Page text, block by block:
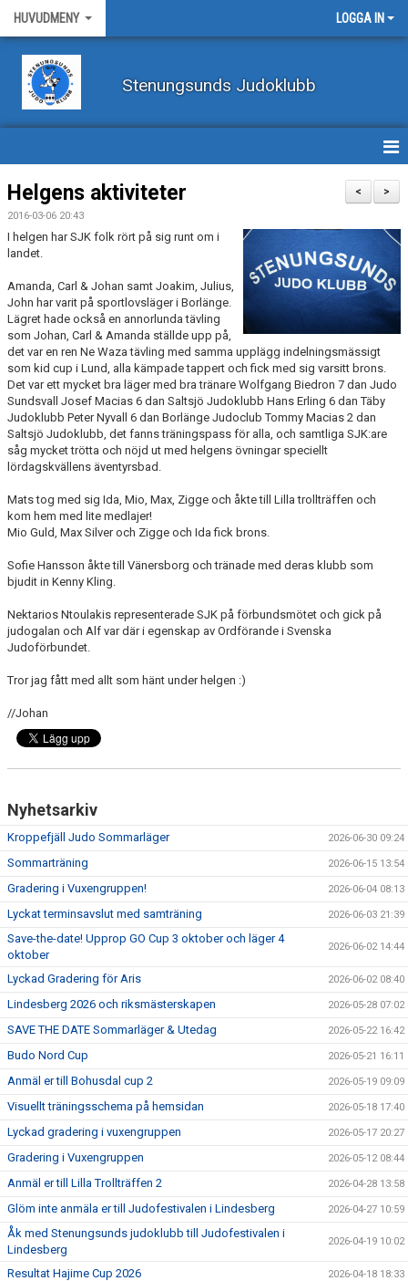
HUVUDMENY LOGGA IN
Stenungsunds Judoklubb
HEM
FÖRBUNDSNYHETER
BILDER
BÖRJA TRÄNA JUDO
BLI MEDLEM
VECKOSCHEMA
>
<
Helgens aktiviteter
2016-03-06 20:43
I helgen har SJK folk rört på sig runt om i
landet.
Amanda, Carl & Johan samt Joakim, Julius,
John har varit på sportlovsläger i Borlänge.
Lägret hade också en annorlunda tävling
som Johan, Carl & Amanda ställde upp på,
det var en ren Ne Waza tävling med samma upplägg indelningsmässigt
som kid cup i Lund, alla kämpade tappert och fick med sig varsitt brons.
Det var ett mycket bra läger med bra tränare Wolfgang Biedron 7 dan Judo
Sundsvall Josef Macias 6 dan Saltsjö Judoklubb Hans Erling 6 dan Täby
Judoklubb Peter Nyvall 6 dan Borlänge Judoclub Tommy Macias 2 dan
Saltsjö Judoklubb, det fanns träningspass för alla, och samtliga SJK:are
såg mycket trötta och nöjd ut med helgens övningar speciellt
lördagskvällens äventyrsbad.
Mats tog med sig Ida, Mio, Max, Zigge och åkte till Lilla trollträffen och
kom hem med lite medlajer!
Mio Guld, Max Silver och Zigge och Ida fick brons.
Sofie Hansson åkte till Vänersborg och tränade med deras klubb som
bjudit in Kenny Kling.
Nektarios Ntoulakis representerade SJK på förbundsmötet och gick på
judogalan och Alf var där i egenskap av Ordförande i Svenska
Judoförbundet.
Tror jag fått med allt som hänt under helgen :)
//Johan
Nyhetsarkiv
Kroppefjäll Judo Sommarläger 2026-06-30 09:24
Sommarträning 2026-06-15 13:54
Gradering i Vuxengruppen! 2026-06-04 08:13
Lyckat terminsavslut med samträning 2026-06-03 21:39
Save-the-date! Upprop GO Cup 3 oktober och läger 4
oktober
2026-06-02 14:44
Lyckad Gradering för Aris 2026-06-02 08:40
Lindesberg 2026 och riksmästerskapen 2026-05-28 07:02
SAVE THE DATE Sommarläger & Utedag 2026-05-22 16:42
Budo Nord Cup 2026-05-21 16:11
Anmäl er till Bohusdal cup 2 2026-05-19 09:09
Visuellt träningsschema på hemsidan 2026-05-18 17:40
Lyckad gradering i vuxengruppen 2026-05-17 20:27
Gradering i Vuxengruppen 2026-05-12 08:44
Anmäl er till Lilla Trollträffen 2 2026-04-28 13:58
Glöm inte anmäla er till Judofestivalen i Lindesberg 2026-04-27 10:59
Åk med Stenungsunds judoklubb till Judofestivalen i
Lindesberg
2026-04-19 10:02
Resultat Hajime Cup 2026 2026-04-18 18:33